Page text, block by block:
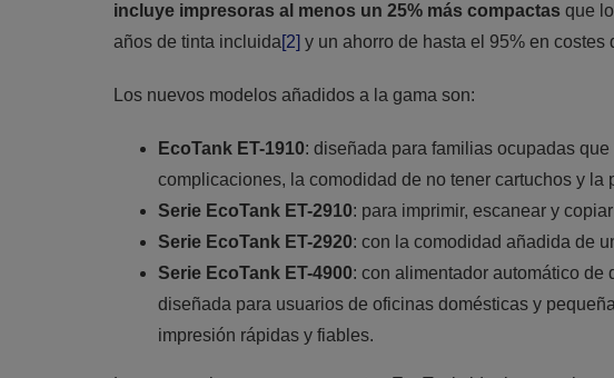
incluye impresoras al menos un 25% más compactas que
años de tinta incluida[2] y un ahorro de hasta el 95% en costes
Los nuevos modelos añadidos a la gama son:
EcoTank ET-1910: diseñada para familias ocupadas
complicaciones, la comodidad de no tener cartuchos y
Serie EcoTank ET-2910: para imprimir, escanear y
Serie EcoTank ET-2920: con la comodidad añadida de
Serie EcoTank ET-4900: con alimentador automático de
diseñada para usuarios de oficinas domésticas y
impresión rápidas y fiables.